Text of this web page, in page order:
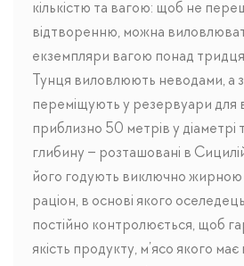
кількістю та вагою: щоб не
відтворенню, можна
екземпляри вагою понад
Тунця виловлюють неводами, а
переміщують у резервуари для
приблизно 50 метрів у діаметрі
глибину – розташовані в
його годують виключно
раціон, в основі якого
постійно контролюється, щоб
якість продукту, м’ясо якого